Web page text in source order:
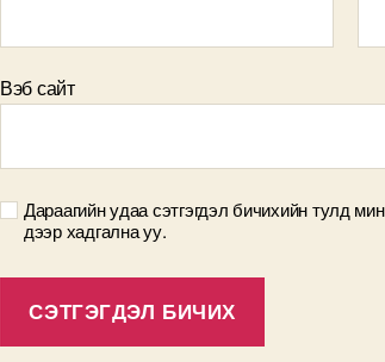
Вэб сайт
Дараагийн удаа сэтгэгдэл бичихийн тулд
дээр хадгална уу.